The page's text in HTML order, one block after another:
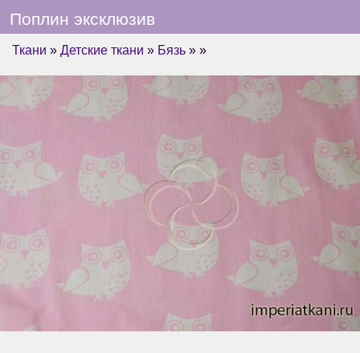
Поплин эксклюзив
Ткани » Детские ткани » Бязь » »